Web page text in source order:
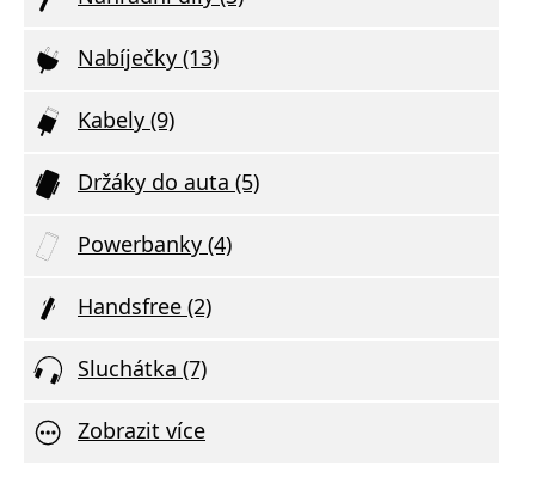
Nabíječky (13)
Kabely (9)
Držáky do auta (5)
Powerbanky (4)
Handsfree (2)
Sluchátka (7)
Zobrazit více